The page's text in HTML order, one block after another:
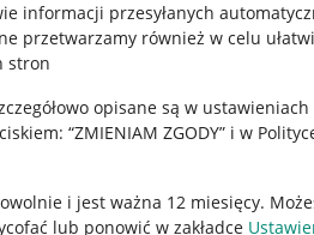
informacji przesyłanych
przetwarzamy również w celu
stron
opisane są w ustawieniach
“ZMIENIAM ZGODY” i w
i jest ważna 12 miesięcy.
lub ponowić w zakładce
Pobierz aplikację